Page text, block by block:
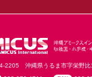
2205 沖縄県うるま市字栄野比